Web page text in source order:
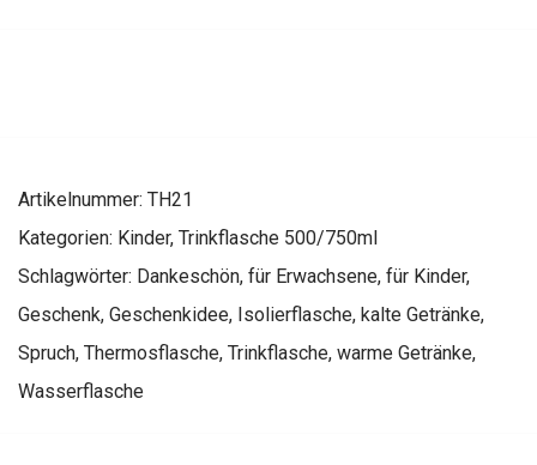
Artikelnummer: TH21
Kategorien: Kinder, Trinkflasche 500/750ml
Schlagwörter: Dankeschön, für Erwachsene, für Kinder,
Geschenk, Geschenkidee, Isolierflasche, kalte Getränke,
Spruch, Thermosflasche, Trinkflasche, warme Getränke,
Wasserflasche